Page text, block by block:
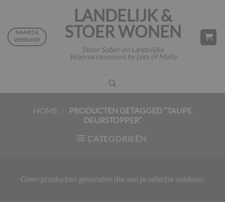
inhoud
LANDELIJK &
STOER WONEN
Stoer Sober en Landelijke
Woonaccessoires by Lots of Molly
NAAR DE
WEBSHOP
HOME
PRODUCTEN GETAGGED “TAUPE
DEURSTOPPER”
CATEGORIEËN
Geen producten gevonden die aan je selectie voldoen.